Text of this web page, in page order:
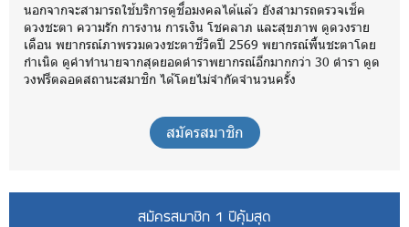
นอกจากจะสามารถใช้บริการดูชื่อมงคลได้แล้ว ยังสามารถตรวจเช็ค
ดวงชะตา ความรัก การงาน การเงิน โชคลาภ และสุขภาพ ดูดวงราย
เดือน พยากรณ์ภาพรวมดวงชะตาชีวิตปี 2569 พยากรณ์พื้นชะตาโดย
กำเนิด ดูคำทำนายจากสุดยอดตำราพยากรณ์อีกมากกว่า 30 ตำรา ดูด
วงฟรีตลอดสถานะสมาชิก ได้โดยไม่จำกัดจำนวนครั้ง
สมัครสมาชิก
สมัครสมาชิก 1 ปีคุ้มสุด